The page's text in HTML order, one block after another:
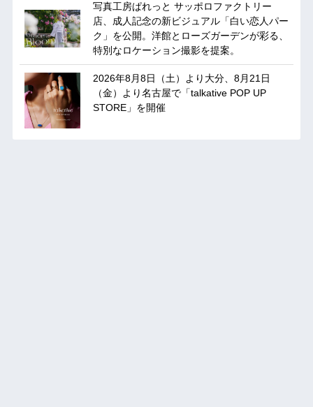
写真工房ぱれっと サッポロファクトリー
店、成人記念の新ビジュアル「白い恋人パー
ク」を公開。洋館とローズガーデンが彩る、
特別なロケーション撮影を提案。
2026年8月8日（土）より大分、8月21日
（金）より名古屋で「talkative POP UP
STORE」を開催